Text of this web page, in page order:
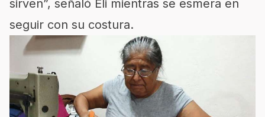
sirven”, señaló Eli mientras se esmera en
seguir con su costura.